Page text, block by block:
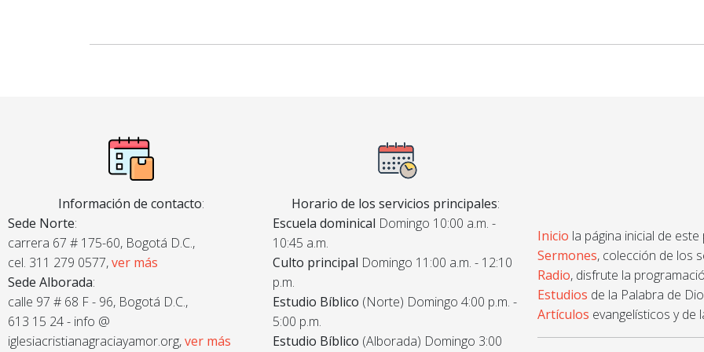
Información de contacto:
Sede Norte:
carrera 67 # 175-60, Bogotá D.C.,
cel. 311 279 0577,ver más
Sede Alborada:
calle 97 # 68 F - 96, Bogotá D.C.,
613 15 24 - info @
iglesiacristianagraciayamor.org,ver más
Horario de los servicios principales:
Escuela dominical Domingo 10:00 a.m. -
10:45 a.m.
Culto principal Domingo 11:00 a.m. - 12:10
p.m.
Estudio Bíblico (Norte) Domingo 4:00 p.m. -
5:00 p.m.
Estudio Bíblico (Alborada) Domingo 3:00
Inicio la página inicial de
Sermones, colección de los
Radio, disfrute la
Estudios de la Palabra de
Artículos evangelísticos y de